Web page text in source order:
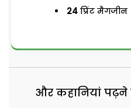
24 प्रिंट मैगजीन
और कहानियां